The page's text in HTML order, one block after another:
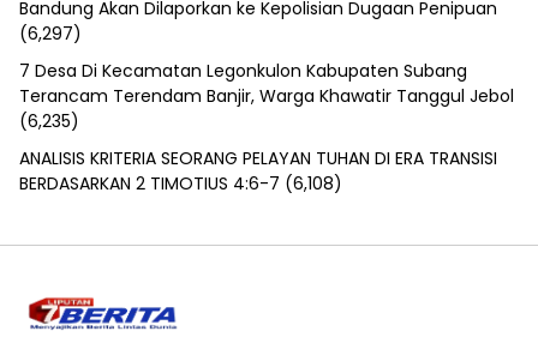
Bandung Akan Dilaporkan ke Kepolisian Dugaan Penipuan
(6,297)
7 Desa Di Kecamatan Legonkulon Kabupaten Subang
Terancam Terendam Banjir, Warga Khawatir Tanggul Jebol
(6,235)
ANALISIS KRITERIA SEORANG PELAYAN TUHAN DI ERA TRANSISI
BERDASARKAN 2 TIMOTIUS 4:6-7 (6,108)